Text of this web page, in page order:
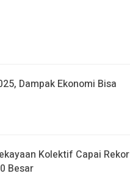
Dampak Ekonomi Bisa
Kolektif Capai Rekor
Besar